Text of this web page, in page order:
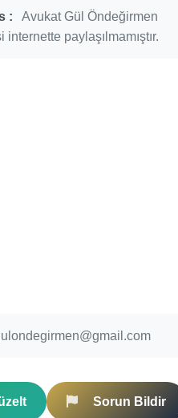
:
Avukat Gül Öndeğirmen
internette paylaşılmamıştır.
Sorun Bildir